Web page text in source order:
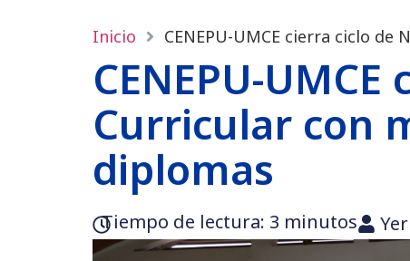
Inicio CENEPU-UMCE cierra ciclo
CENEPU-
Curricular con
diplomas
Tiempo de lectura:‎ 3 minutos